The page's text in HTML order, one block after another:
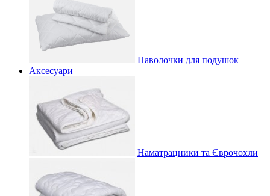
Наволочки для подушок
Аксесуари
Наматрацники та Єврочохли